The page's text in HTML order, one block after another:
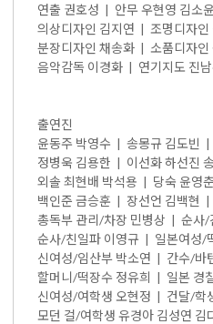
연출 권호성 | 안무 우현영 김소
의상디자인 김지연 | 조명디자
분장디자인 채송화 | 소품디자인
음악감독 이경화 | 연기지도 진
출연진
윤동주 박영수 | 송몽규 김도빈 |
정병욱 김용한 | 이선화 하선진
외솔 최현배 박석용 | 당숙 윤영
백인준 금승훈 | 장선언 김백현 |
총독부 관리/차장 민병상 | 순사/
순사/친일파 이영규 | 일본여성/
신여성/임산부 박소연 | 간수/바
할머니/떡장수 정유희 | 일본 경
신여성/여학생 오현정 | 건달/학
모던 걸/여학생 유경아 김성연